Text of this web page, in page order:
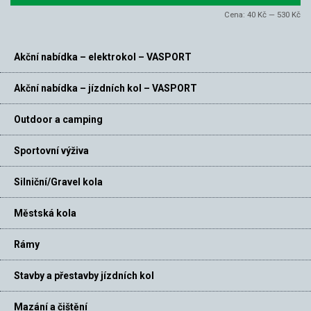
Cena: 40 Kč — 530 Kč
Akční nabídka – elektrokol – VASPORT
Akční nabídka – jízdních kol – VASPORT
Outdoor a camping
Sportovní výživa
Silniční/Gravel kola
Městská kola
Rámy
Stavby a přestavby jízdních kol
Mazání a čištění